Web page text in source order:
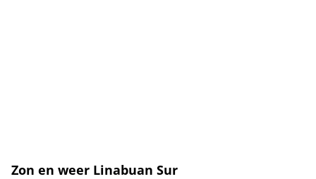
Zon en weer Linabuan Sur